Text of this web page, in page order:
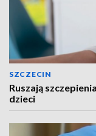
SZCZECIN
Ruszają
dzieci